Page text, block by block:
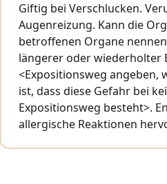
Giftig bei Verschlucken.
Augenreizung. Kann die
betroffenen Organe
längerer oder wiederholter
<Expositionsweg angeben,
ist, dass diese Gefahr bei
Expositionsweg besteht>.
allergische Reaktionen